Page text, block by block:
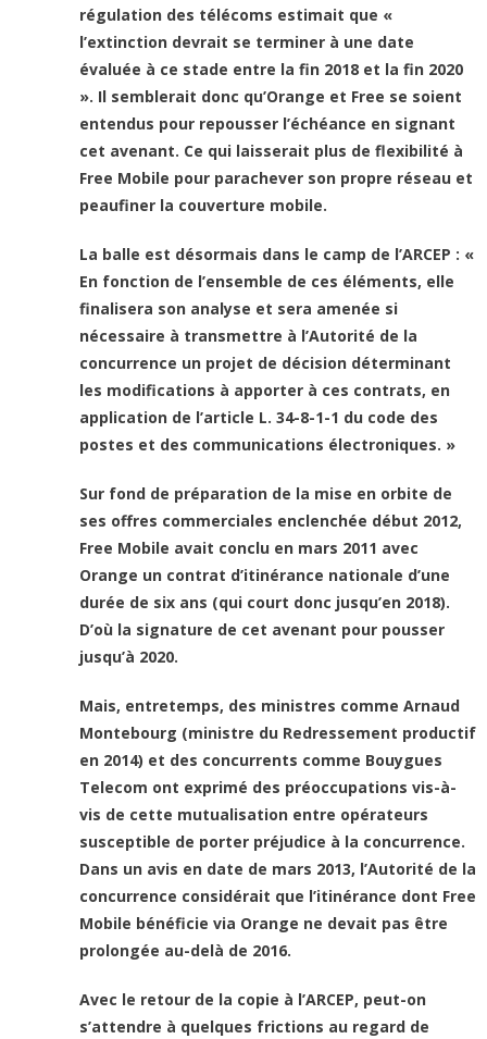
régulation des télécoms estimait que «
l’extinction devrait se terminer à une date
évaluée à ce stade entre la fin 2018 et la fin 2020
». Il semblerait donc qu’Orange et Free se soient
entendus pour repousser l’échéance en signant
cet avenant. Ce qui laisserait plus de flexibilité à
Free Mobile pour parachever son propre réseau et
peaufiner la couverture mobile.
La balle est désormais dans le camp de l’ARCEP : «
En fonction de l’ensemble de ces éléments, elle
finalisera son analyse et sera amenée si
nécessaire à transmettre à l’Autorité de la
concurrence un projet de décision déterminant
les modifications à apporter à ces contrats, en
application de l’article L. 34-8-1-1 du code des
postes et des communications électroniques. »
Sur fond de préparation de la mise en orbite de
ses offres commerciales enclenchée début 2012,
Free Mobile avait conclu en mars 2011 avec
Orange un contrat d’itinérance nationale d’une
durée de six ans (qui court donc jusqu’en 2018).
D’où la signature de cet avenant pour pousser
jusqu’à 2020.
Mais, entretemps, des ministres comme Arnaud
Montebourg (ministre du Redressement productif
en 2014) et des concurrents comme Bouygues
Telecom ont exprimé des préoccupations vis-à-
vis de cette mutualisation entre opérateurs
susceptible de porter préjudice à la concurrence.
Dans un avis en date de mars 2013, l’Autorité de la
concurrence considérait que l’itinérance dont Free
Mobile bénéficie via Orange ne devait pas être
prolongée au-delà de 2016.
Avec le retour de la copie à l’ARCEP, peut-on
s’attendre à quelques frictions au regard de